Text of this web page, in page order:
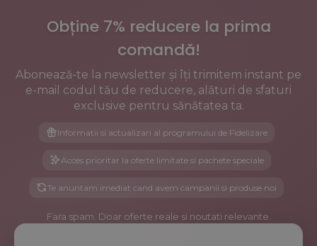
piele,
articulatii
Obține 7% reducere la prima
comandă!
Abonează-te la newsletter și îți trimitem instant pe
e-mail codul tău de reducere, alături de sfaturi
exclusive pentru sănătatea ta.
Informatii si actualizari al programului de Fidelizare
Acces prioritar la oferte limitate si pachete speciale
Te anuntam imediat cand avem campanii si produse noi
Fara spam. Doar oferte reale si noutati relevante.